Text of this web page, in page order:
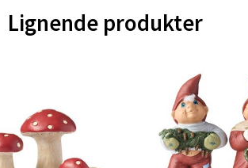
Lignende produkter